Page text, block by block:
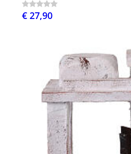
€ 27,90